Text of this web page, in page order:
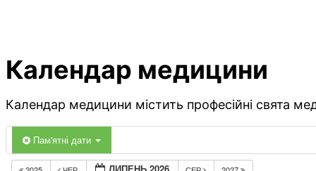
Календар медицини
Календар медицини містить професійні свята
Пам'ятні дати